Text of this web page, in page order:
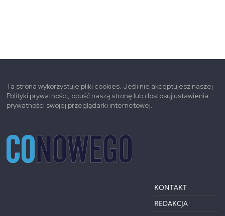
Ta strona wykorzystuje pliki cookies. Jeśli nie akceptujesz naszej
Polityki prywatności, opuść naszą stronę lub dostosuj ustawienia
prywatności swojej przeglądarki internetowej.
KONTAKT
REDAKCJA